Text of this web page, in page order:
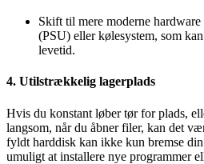
Skift til mere moderne
(PSU) eller kølesystem, som
levetid.
4. Utilstrækkelig lagerplads
Hvis du konstant løber tør for plads,
langsom, når du åbner filer, kan det
fyldt harddisk kan ikke kun bremse
umuligt at installere nye programmer